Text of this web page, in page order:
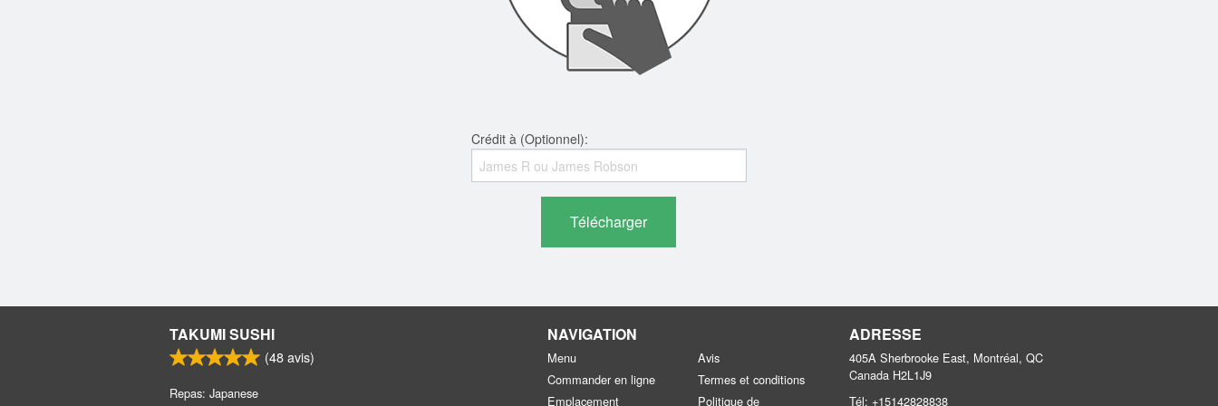
Crédit à (Optionnel):
Télécharger
TAKUMI SUSHI
(48avis)
Repas: Japanese
NAVIGATION
Menu
Commander en ligne
Emplacement
Avis
Termes et conditions
Politique de
ADRESSE
405A Sherbrooke East, Montréal, QC
Canada H2L1J9
Tél: +15142828838